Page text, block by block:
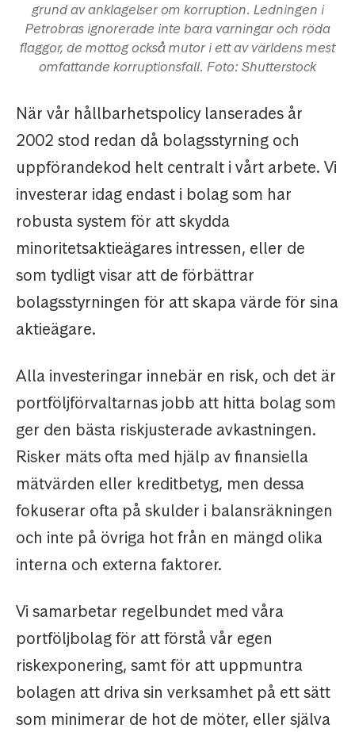
grund av anklagelser om korruption. Ledningen i
Petrobras ignorerade inte bara varningar och röda
flaggor, de mottog också mutor i ett av världens mest
omfattande korruptionsfall. Foto: Shutterstock
När vår hållbarhetspolicy lanserades år
2002 stod redan då bolagsstyrning och
uppförandekod helt centralt i vårt arbete. Vi
investerar idag endast i bolag som har
robusta system för att skydda
minoritetsaktieägares intressen, eller de
som tydligt visar att de förbättrar
bolagsstyrningen för att skapa värde för sina
aktieägare.
Alla investeringar innebär en risk, och det är
portföljförvaltarnas jobb att hitta bolag som
ger den bästa riskjusterade avkastningen.
Risker mäts ofta med hjälp av finansiella
mätvärden eller kreditbetyg, men dessa
fokuserar ofta på skulder i balansräkningen
och inte på övriga hot från en mängd olika
interna och externa faktorer.
Vi samarbetar regelbundet med våra
portföljbolag för att förstå vår egen
riskexponering, samt för att uppmuntra
bolagen att driva sin verksamhet på ett sätt
som minimerar de hot de möter, eller själva